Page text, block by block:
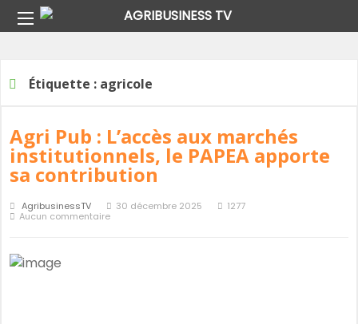
Étiquette :agricole
Étiquette : agricole
Agri Pub : L’accès aux marchés
institutionnels, le PAPEA apporte
sa contribution
AgribusinessTV 30 décembre 2025
1277
Aucun commentaire